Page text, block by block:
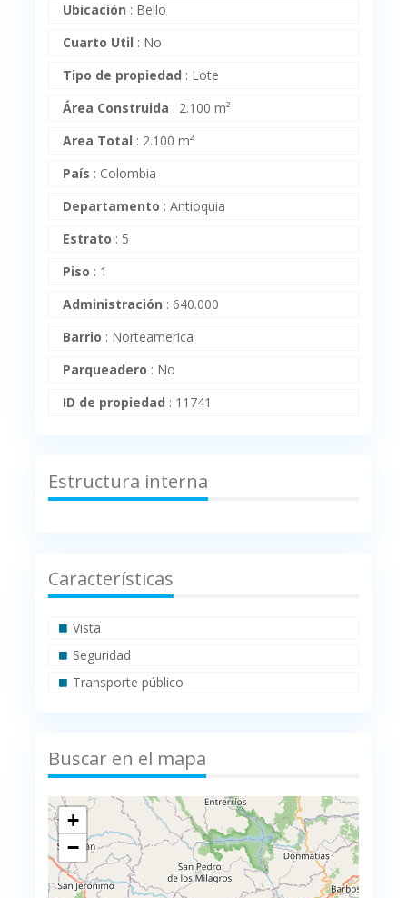
Ubicación : Bello
Cuarto Util : No
Tipo de propiedad : Lote
Área Construida : 2.100 m²
Area Total : 2.100 m²
País : Colombia
Departamento :Antioquia
Estrato : 5
Piso : 1
Administración :640.000
Barrio : Norteamerica
Parqueadero : No
ID de propiedad : 11741
Estructura interna
Características
Vista
Seguridad
Transporte público
Buscar en el mapa
+
−